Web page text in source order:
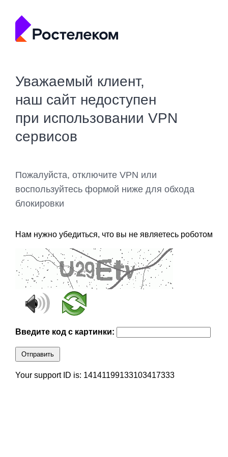
Уважаемый клиент,
наш сайт недоступен
при использовании VPN
сервисов
Пожалуйста, отключите VPN или
воспользуйтесь формой ниже для обхода
блокировки
Нам нужно убедиться, что вы не являетесь роботом
Введите код с картинки:
Отправить
Your support ID is: 14141199133103417333